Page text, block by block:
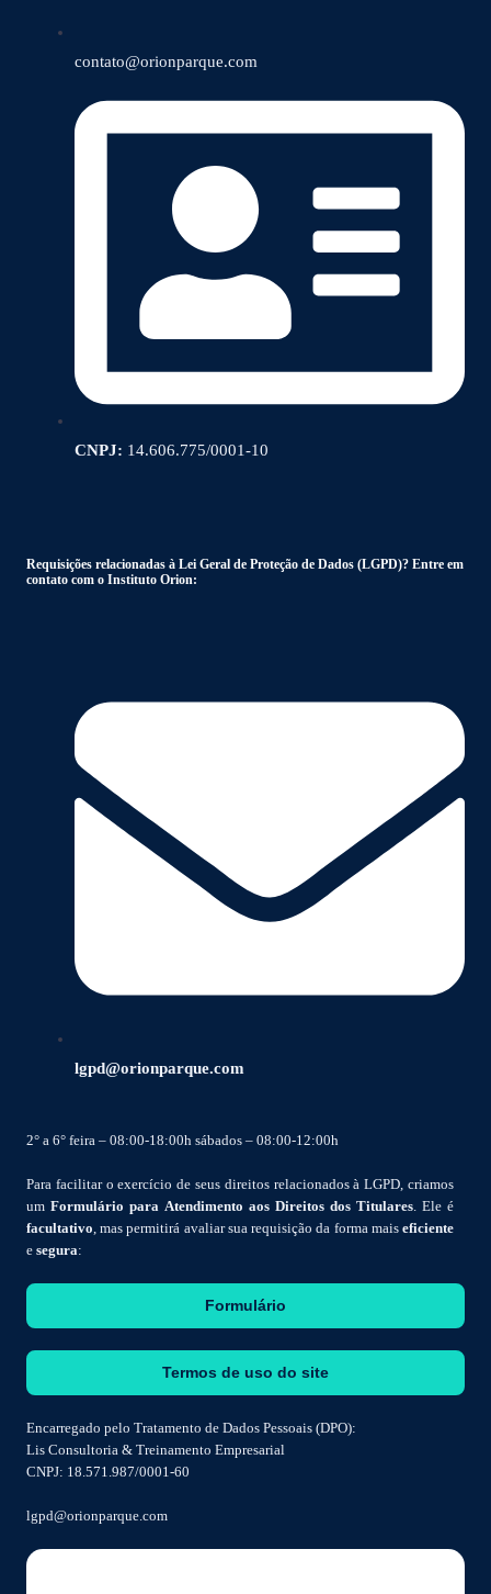
contato@orionparque.com
CNPJ: 14.606.775/0001-10
Requisições relacionadas à Lei Geral de Proteção de Dados (LGPD)? Entre em
contato com o Instituto Orion:
lgpd@orionparque.com
2° a 6° feira – 08:00-18:00h sábados – 08:00-12:00h
Para facilitar o exercício de seus direitos relacionados à LGPD, criamos
um Formulário para Atendimento aos Direitos dos Titulares . Ele é
facultativo , mas permitirá avaliar sua requisição da forma mais eficiente
e segura:
Formulário
Termos de uso do site
Encarregado pelo Tratamento de Dados Pessoais (DPO):
Lis Consultoria & Treinamento Empresarial
CNPJ: 18.571.987/0001-60
lgpd@orionparque.com